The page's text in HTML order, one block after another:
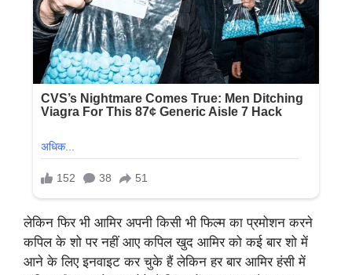
लेकिन फिर भी आमिर अपनी किसी भी फिल्म का प्रमोशन करने
कपिल के शो पर नहीं आए कपिल खुद आमिर को कई बार शो में
आने के लिए इनवाइट कर चुके हैं लेकिन हर बार आमिर हंसी में